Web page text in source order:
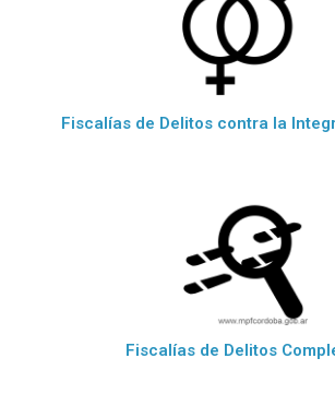
Fiscalías de Delitos contra la
Fiscalías de Delitos